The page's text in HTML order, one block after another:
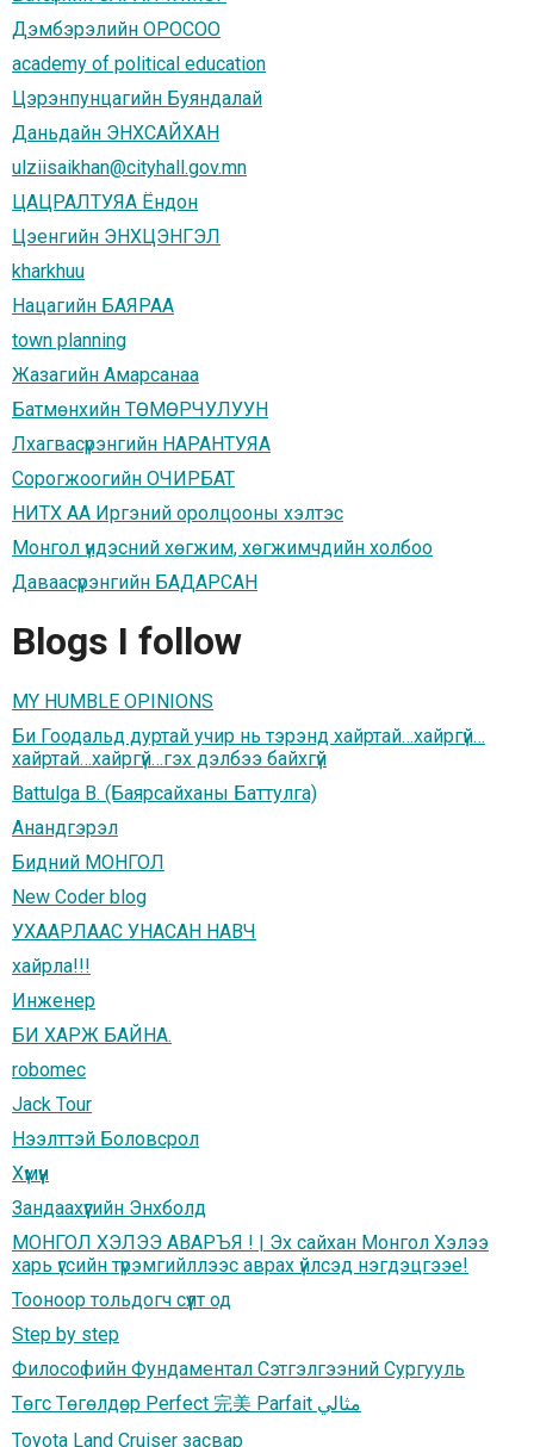
Дэмбэрэлийн ОРОСОО
academy of political education
Цэрэнпунцагийн Буяндалай
Даньдайн ЭНХСАЙХАН
ulziisaikhan@cityhall.gov.mn
ЦАЦРАЛТУЯА Ёндон
Цэенгийн ЭНХЦЭНГЭЛ
kharkhuu
Нацагийн БАЯРАА
town planning
Жазагийн Амарсанаа
Батмөнхийн ТӨМӨРЧУЛУУН
Лхагвасүрэнгийн НАРАНТУЯА
Сорогжоогийн ОЧИРБАТ
НИТХ АА Иргэний оролцооны хэлтэс
Монгол үндэсний хөгжим, хөгжимчдийн холбоо
Даваасүрэнгийн БАДАРСАН
Blogs I follow
MY HUMBLE OPINIONS
Би Гоодальд дуртай учир нь тэрэнд хайртай…хайргүй…
хайртай…хайргүй…гэх дэлбээ байхгүй
Battulga B. (Баярсайханы Баттулга)
Анандгэрэл
Бидний МОНГОЛ
New Coder blog
УХААРЛААС УНАСАН НАВЧ
хайрла!!!
Инженер
БИ ХАРЖ БАЙНА.
robomec
Jack Tour
Нээлттэй Боловсрол
Хүмүүн
Зандаахүүгийн Энхболд
МОНГОЛ ХЭЛЭЭ АВАРЪЯ ! | Эх сайхан Монгол Хэлээ
харь үгсийн түрэмгийллээс аврах үйлсэд нэгдэцгээе!
Тооноор тольдогч сүүлт од
Step by step
Философийн Фундаментал Сэтгэлгээний Сургууль
Төгс Төгөлдөр Perfect 完美 Parfait مثالي
Toyota Land Cruiser засвар